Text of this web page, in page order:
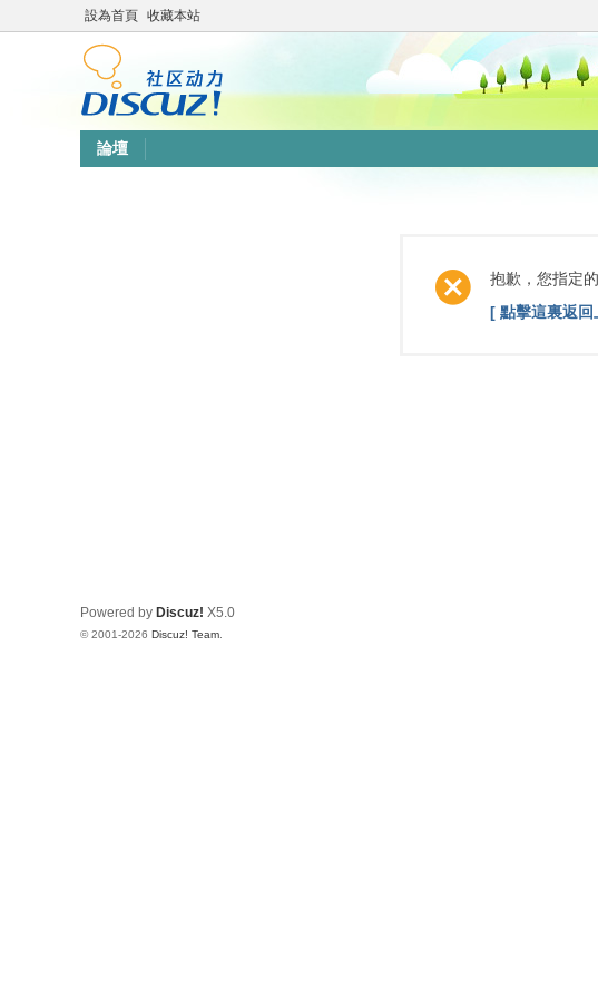
設為首頁 收藏本站
論壇
抱歉，您指定
[ 點擊這裏返回
Powered by Discuz! X5.0
© 2001-2026 Discuz! Team